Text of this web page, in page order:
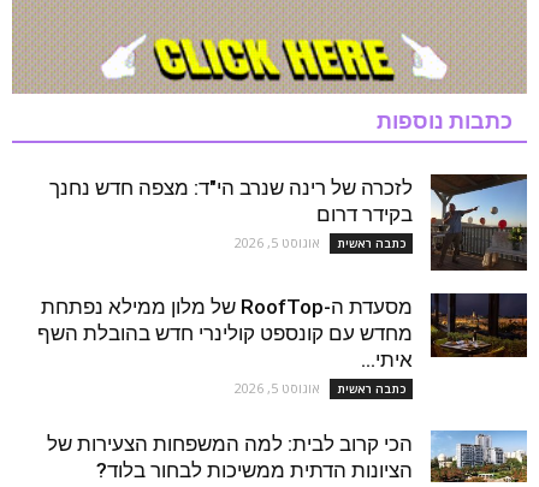
כתבות נוספות
לזכרה של רינה שנרב הי"ד: מצפה חדש נחנך
בקידר דרום
כתבה ראשית אוגוסט 5, 2026
מסעדת ה-RoofTop של מלון ממילא נפתחת
מחדש עם קונספט קולינרי חדש בהובלת השף
איתי...
כתבה ראשית אוגוסט 5, 2026
הכי קרוב לבית: למה המשפחות הצעירות של
הציונות הדתית ממשיכות לבחור בלוד?